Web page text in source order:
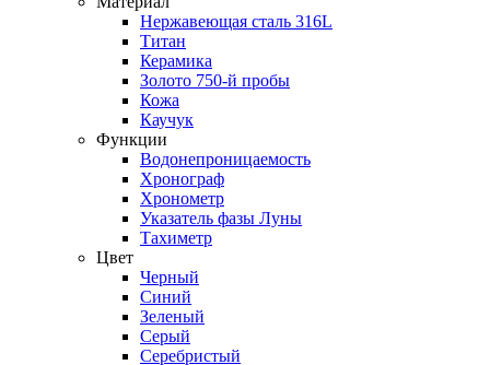
Нержавеющая сталь 316L
Титан
Керамика
Золото 750-й пробы
Кожа
Каучук
Функции
Водонепроницаемость
Хронограф
Хронометр
Указатель фазы Луны
Тахиметр
Цвет
Черный
Синий
Зеленый
Серый
Серебристый